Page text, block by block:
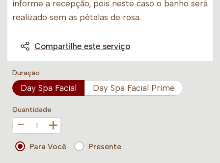
informe a recepção, pois neste caso o banho será
realizado sem as pétalas de rosa.
Compartilhe este serviço
Duração
Day Spa Facial Day Spa Facial Prime
Quantidade
+
Para Você Presente